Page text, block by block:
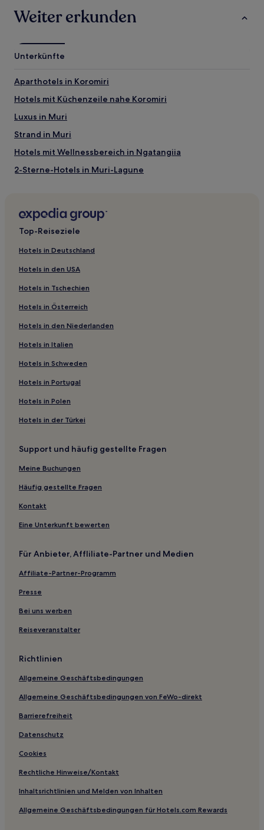
Sehenswürdigkeiten und Aktivitäten nahe
Muri-Lagune
Sehenswürdigkeiten nahe Muri-Lagune
Avana Harbour
Tikioki Beach
Nachtmärkte von Muri
Cook Islands Library and Museum
Rarotonga Golf Club
Weiter erkunden
Unterkünfte
Aparthotels in Koromiri
Hotels mit Küchenzeile nahe Koromiri
Luxus in Muri
Strand in Muri
Hotels mit Wellnessbereich in Ngatangiia
2-Sterne-Hotels in Muri-Lagune
Areiti Tapere: Hotels
Hotels nahe Muri-Lagune
Top-Reiseziele
Hotels in Deutschland
Hotels in den USA
Hotels in Tschechien
Hotels in Österreich
Hotels in den Niederlanden
Hotels in Italien
Hotels in Schweden
Hotels in Portugal
Hotels in Polen
Hotels in der Türkei
Support und häufig gestellte Fragen
Meine Buchungen
Häufig gestellte Fragen
Kontakt
Eine Unterkunft bewerten
Für Anbieter, Affliliate-Partner und Medien
Affiliate-Partner-Programm
Presse
Bei uns werben
Reiseveranstalter
Richtlinien
Allgemeine Geschäftsbedingungen
Allgemeine Geschäftsbedingungen von FeWo-direkt
Barrierefreiheit
Datenschutz
Cookies
Rechtliche Hinweise/Kontakt
Inhaltsrichtlinien und Melden von Inhalten
Allgemeine Geschäftsbedingungen für Hotels.com Rewards